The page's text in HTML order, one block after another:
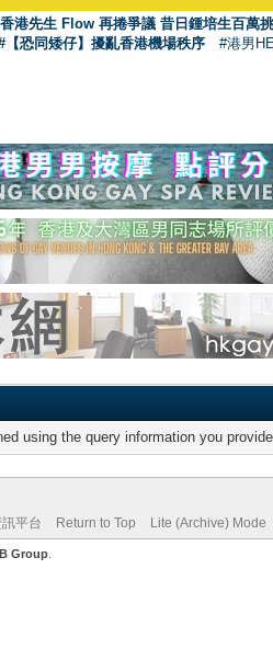
港先生 Flow 再捲爭議 昔日鍾培生百萬
【恐同矮仔】擾亂香港機場秩序 #港男
using the query information you
平台 Return to Top Lite (Archive) Mode
Group